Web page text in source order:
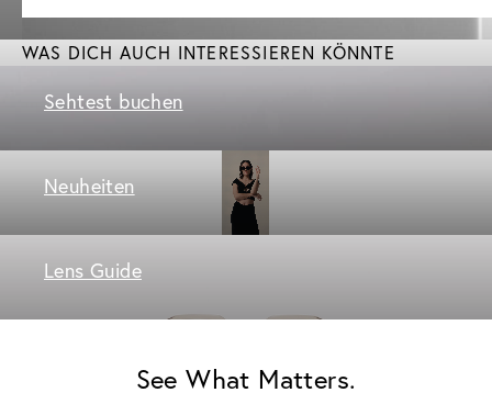
WAS DICH AUCH INTERESSIEREN KÖNNTE
Sehtest buchen
Neuheiten
Lens Guide
See What Matters.